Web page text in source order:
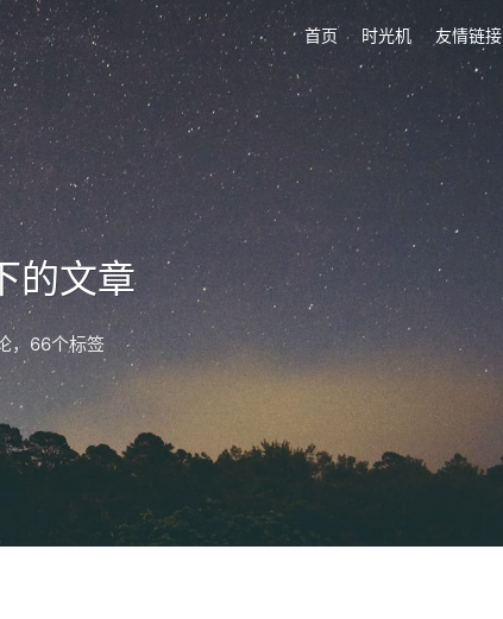
首页 时光机 友情链接
的文章
，66个标签